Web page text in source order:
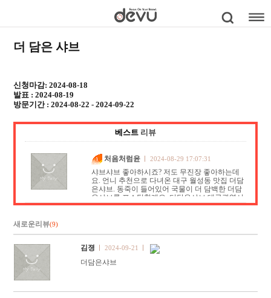
더 담은 샤브
신청마감: 2024-08-18
발표 : 2024-08-19
방문기간 : 2024-08-22 - 2024-09-22
베스트 리뷰
처음처럼윤 2024-08-29 17:07:31
샤브샤브 좋아하시죠? 저도 무진장 좋아하는데
요. 언니 추천으로 다녀온 대구 월성동 맛집 더담
은샤브. 동죽이 들어있어 국물이 더 담백한 더담
은샤브를 포스팅할게요. 더담은샤브 대구광역시
달서구 월배로46길 65 053-638-8881 11:…
새로운리뷰(9)
김졍 2024-09-21
더담은샤브